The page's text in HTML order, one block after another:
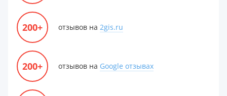
200+ отзывов на 2gis.ru
200+ отзывов на Google отзывах